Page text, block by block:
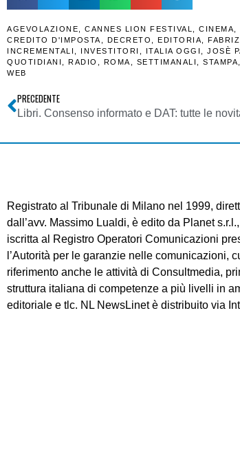
AGEVOLAZIONE CANNES LION FESTIVAL CINEMA
CREDITO D'IMPOSTA
DECRETO EDITORIA
INCREMENTALI
INVESTITORI ITALIA OGGI JOSÈ
QUOTIDIANI
RADIO ROMA SETTIMANALI STAMPA
WEB
PRECEDENTE
Libri. Consenso informato e DAT: tutte le
Registrato al Tribunale di Milano nel 1999,
dall’avv. Massimo Lualdi, è edito da Planet
iscritta al Registro Operatori Comunicazioni
l’Autorità per le garanzie nelle comunicazioni,
riferimento anche le attività di Consultmedia,
struttura italiana di competenze a più livelli in
editoriale e tlc. NL NewsLinet è distribuito via